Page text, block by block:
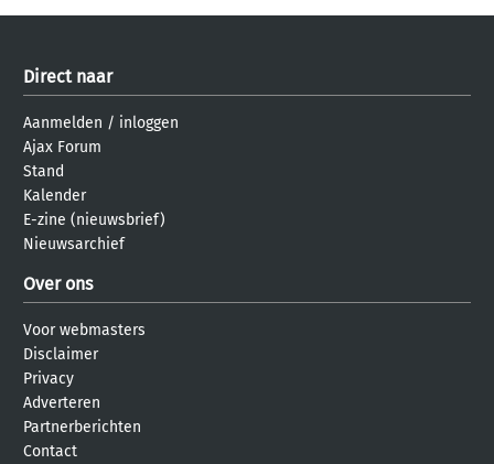
Direct naar
Aanmelden / inloggen
Ajax Forum
Stand
Kalender
E-zine (nieuwsbrief)
Nieuwsarchief
Over ons
Voor webmasters
Disclaimer
Privacy
Adverteren
Partnerberichten
Contact